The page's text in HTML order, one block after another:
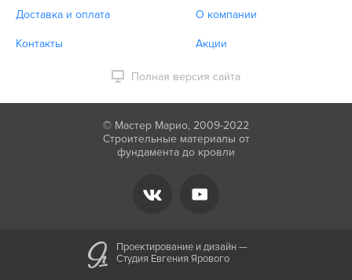
Доставка и оплата О компании
Контакты Акции
Полная версия сайта
© Мастер Марио, 2009-2022
Строительные материалы от
фундамента до кровли
Проектирование и дизайн —
Студия Евгения Ярового